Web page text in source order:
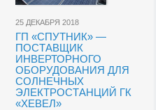
25 ДЕКАБРЯ 2018
ГП «СПУТНИК» —
ПОСТАВЩИК
ИНВЕРТОРНОГО
ОБОРУДОВАНИЯ ДЛЯ
СОЛНЕЧНЫХ
ЭЛЕКТРОСТАНЦИЙ ГК
«ХЕВЕЛ»